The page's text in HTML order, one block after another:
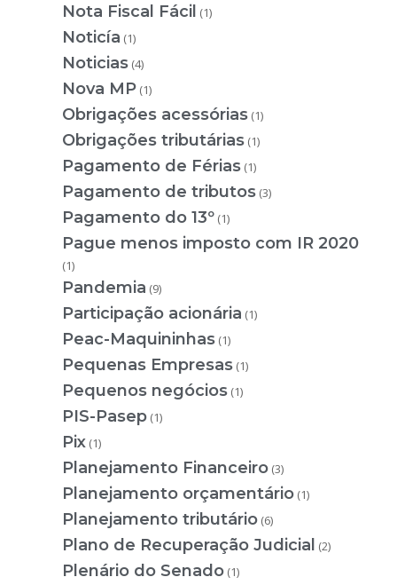
Nota Fiscal Fácil (1)
Noticía (1)
Noticias (4)
Nova MP (1)
Obrigações acessórias (1)
Obrigações tributárias (1)
Pagamento de Férias (1)
Pagamento de tributos (3)
Pagamento do 13º (1)
Pague menos imposto com IR 2020
(1)
Pandemia (9)
Participação acionária (1)
Peac-Maquininhas (1)
Pequenas Empresas (1)
Pequenos negócios (1)
PIS-Pasep (1)
Pix (1)
Planejamento Financeiro (3)
Planejamento orçamentário (1)
Planejamento tributário (6)
Plano de Recuperação Judicial (2)
Plenário do Senado (1)